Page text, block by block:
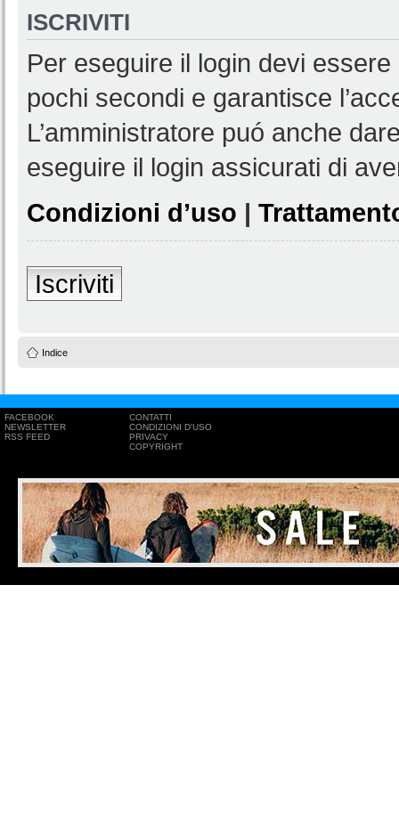
ISCRIVITI
Per eseguire il login devi
pochi secondi e garantisce
L’amministratore puó anche
eseguire il login assicurati di
Condizioni d’uso |
Iscriviti
Indice
FACEBOOK
NEWSLETTER
RSS FEED
CONTATTI
CONDIZIONI D'USO
PRIVACY
COPYRIGHT